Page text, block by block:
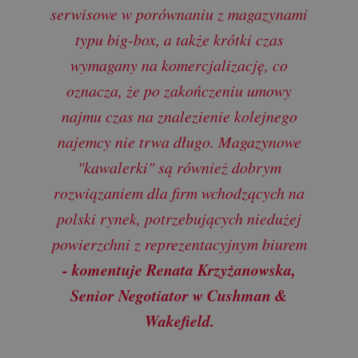
serwisowe w porównaniu z magazynami
typu big-box, a także krótki czas
wymagany na komercjalizację, co
oznacza, że po zakończeniu umowy
najmu czas na znalezienie kolejnego
najemcy nie trwa długo. Magazynowe
"kawalerki" są również dobrym
rozwiązaniem dla firm wchodzących na
polski rynek, potrzebujących niedużej
powierzchni z reprezentacyjnym biurem
- komentuje Renata Krzyżanowska,
Senior Negotiator w Cushman &
Wakefield.